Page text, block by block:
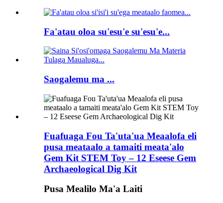
Fa'atau oloa su'esu'e su'esu'e...
Saogalemu ma ...
Fuafuaga Fou Ta'uta'ua Meaalofa eli
pusa meataalo a tamaiti meata'alo
Gem Kit STEM Toy – 12 Eseese Gem
Archaeological Dig Kit
Pusa Mealilo Ma'a Laiti